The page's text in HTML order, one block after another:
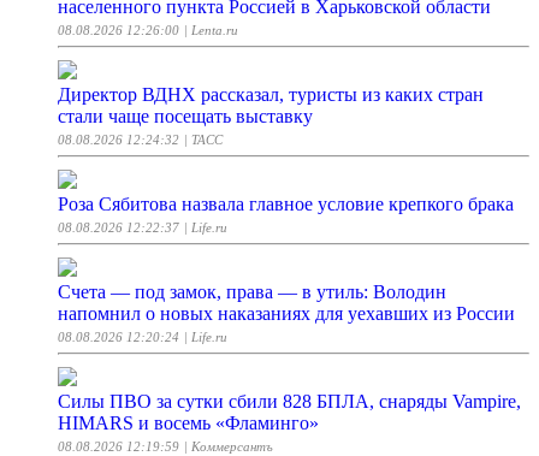
населенного пункта Россией в Харьковской области
08.08.2026 12:26:00 | Lenta.ru
Директор ВДНХ рассказал, туристы из каких стран
стали чаще посещать выставку
08.08.2026 12:24:32 | ТАСС
Роза Сябитова назвала главное условие крепкого брака
08.08.2026 12:22:37 | Life.ru
Счета — под замок, права — в утиль: Володин
напомнил о новых наказаниях для уехавших из России
08.08.2026 12:20:24 | Life.ru
Силы ПВО за сутки сбили 828 БПЛА, снаряды Vampire,
HIMARS и восемь «Фламинго»
08.08.2026 12:19:59 | Коммерсантъ